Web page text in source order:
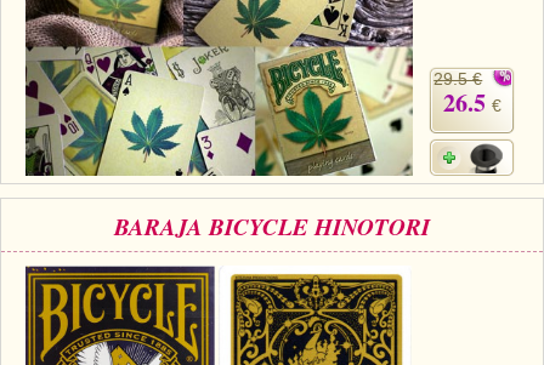
29.5 €
26.5 €
BARAJA BICYCLE HINOTORI